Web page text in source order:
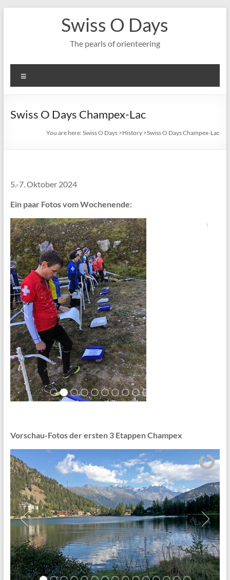
Swiss O Days
The pearls of orienteering
Swiss O Days Champex-Lac
You are here:Swiss O Days >History >Swiss O Days Champex-Lac
5.-7. Oktober 2024
Ein paar Fotos vom Wochenende:
Vorschau-Fotos der ersten 3 Etappen Champex